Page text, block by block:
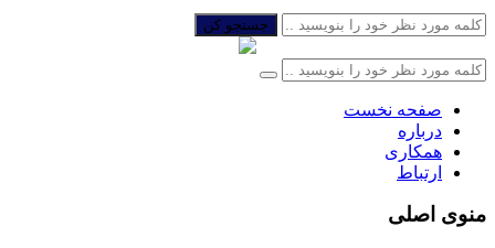
جستجو کن
صفحه نخست
درباره
همکاری
ارتباط
منوی اصلی